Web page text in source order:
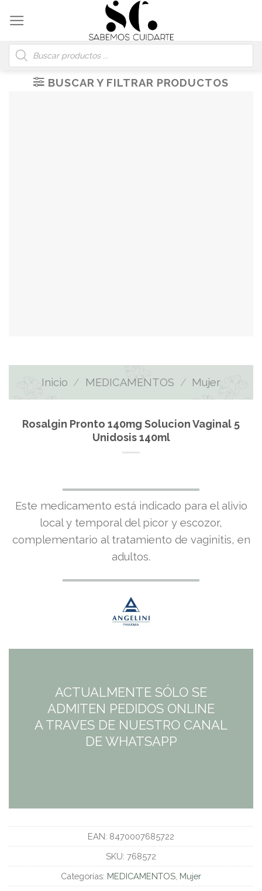
content
Búsqueda
de
productos
BUSCAR Y FILTRAR PRODUCTOS
Inicio / MEDICAMENTOS / Mujer
Rosalgin Pronto 140mg Solucion Vaginal 5
Unidosis 140ml
El
precio
original
era:
13,97€.
El
precio
actual
es:
12,57€.
Este medicamento está indicado para el alivio
local y temporal del picor y escozor,
complementario al tratamiento de vaginitis, en
adultos.
ACTUALMENTE SÓLO SE
ADMITEN PEDIDOS ONLINE
A TRAVES DE NUESTRO CANAL
DE WHATSAPP
EAN: 8470007685722
SKU: 768572
Categorías: MEDICAMENTOS Mujer